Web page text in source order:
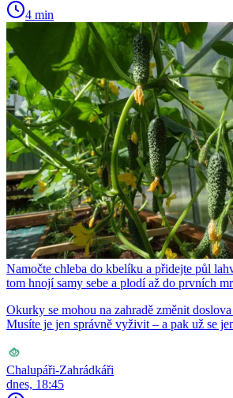
4 min
Namočte chleba do kbelíku a přidejte půl
tom hnojí samy sebe a plodí až do prvních
Okurky se mohou na zahradě změnit
Musíte je jen správně vyživit – a pak už se
Chalupáři-Zahrádkáři
dnes, 18:45